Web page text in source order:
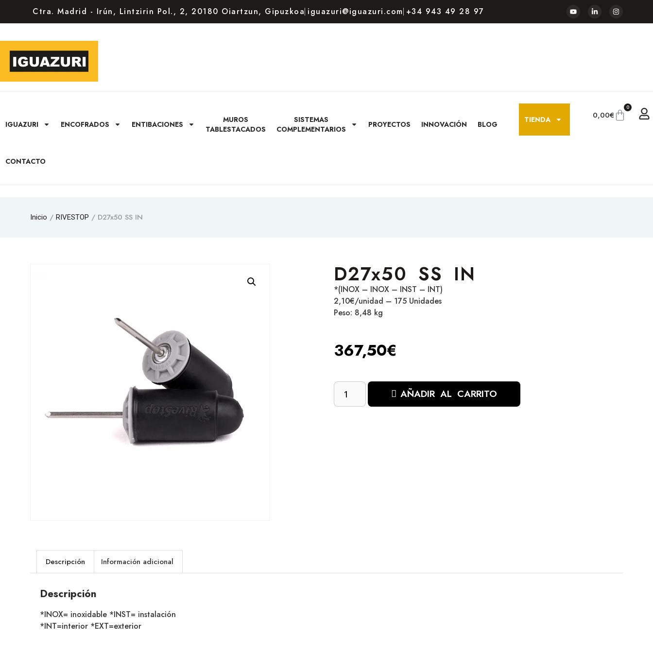
Ctra. Madrid - Irún, Lintzirin Pol., 2, 20180 Oiartzun, Gipuzkoa iguazuri@iguazuri.com +34 943 49 28 97
IGUAZURI ENCOFRADOS ENTIBACIONES
MUROS
TABLESTACADOS
SISTEMAS
COMPLEMENTARIOS
PROYECTOS INNOVACIÓN BLOG
CONTACTO
TIENDA 0,00€
0
Inicio / RIVESTOP / D27x50 SS IN
D27x50 SS IN
*(INOX – INOX – INST – INT)
2,10€/unidad – 175 Unidades
Peso: 8,48 kg
367,50€
AÑADIR AL CARRITO
Descripción Información adicional
Descripción
*INOX= inoxidable *INST= instalación
*INT=interior *EXT=exterior